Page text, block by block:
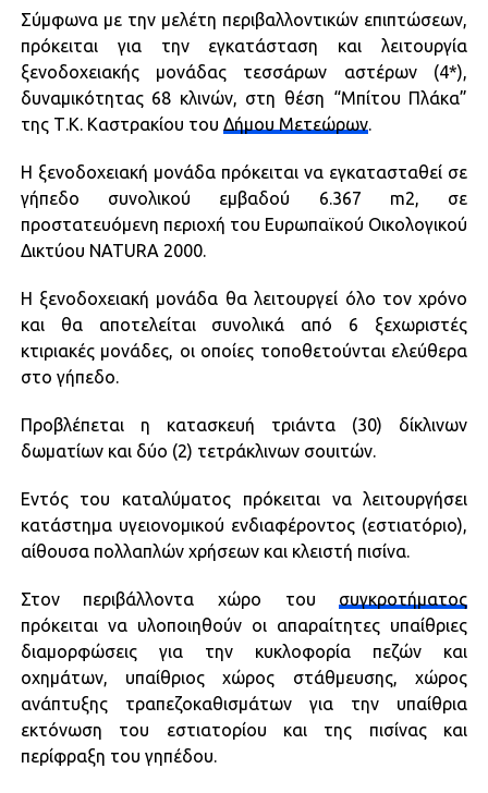
Σύμφωνα με την μελέτη περιβαλλοντικών επιπτώσεων,
πρόκειται για την εγκατάσταση και λειτουργία
ξενοδοχειακής μονάδας τεσσάρων αστέρων (4*),
δυναμικότητας 68 κλινών, στη θέση “Μπίτου Πλάκα”
της Τ.Κ. Καστρακίου του Δήμου Μετεώρων.
Η ξενοδοχειακή μονάδα πρόκειται να εγκατασταθεί σε
γήπεδο συνολικού εμβαδού 6.367 m2, σε
προστατευόμενη περιοχή του Ευρωπαϊκού Οικολογικού
Δικτύου NATURA 2000.
Η ξενοδοχειακή μονάδα θα λειτουργεί όλο τον χρόνο
και θα αποτελείται συνολικά από 6 ξεχωριστές
κτιριακές μονάδες, οι οποίες τοποθετούνται ελεύθερα
στο γήπεδο.
Προβλέπεται η κατασκευή τριάντα (30) δίκλινων
δωματίων και δύο (2) τετράκλινων σουιτών.
Εντός του καταλύματος πρόκειται να λειτουργήσει
κατάστημα υγειονομικού ενδιαφέροντος (εστιατόριο),
αίθουσα πολλαπλών χρήσεων και κλειστή πισίνα.
Στον περιβάλλοντα χώρο του συγκροτήματος
πρόκειται να υλοποιηθούν οι απαραίτητες υπαίθριες
διαμορφώσεις για την κυκλοφορία πεζών και
οχημάτων, υπαίθριος χώρος στάθμευσης, χώρος
ανάπτυξης τραπεζοκαθισμάτων για την υπαίθρια
εκτόνωση του εστιατορίου και της πισίνας και
περίφραξη του γηπέδου.